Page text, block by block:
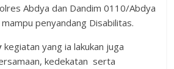
Abdya dan Dandim 0110/Abdya
penyandang Disabilitas.
kegiatan yang ia lakukan juga
kedekatan serta